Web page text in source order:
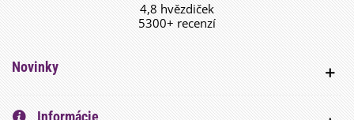
4,8 hvězdiček
5300+ recenzí
Novinky